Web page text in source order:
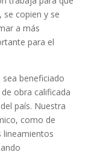
se copien y se
a más
para el
sea beneficiado
obra calificada
país. Nuestra
como de
lineamientos